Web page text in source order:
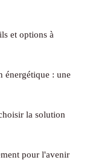
et options à
énergétique : une
la solution
pour l'avenir